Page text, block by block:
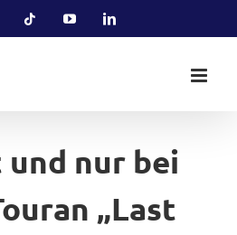
Tiktok YouTubeLinkedIn
nur bei
„Last